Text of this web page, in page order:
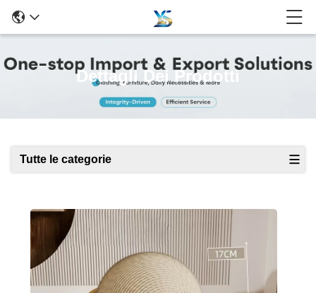
Dettagli Dei Prodotti
Tutte le categorie